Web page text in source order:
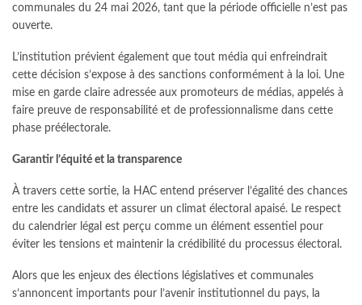
communales du 24 mai 2026, tant que la période officielle n’est pas
ouverte.
L’institution prévient également que tout média qui enfreindrait
cette décision s’expose à des sanctions conformément à la loi. Une
mise en garde claire adressée aux promoteurs de médias, appelés à
faire preuve de responsabilité et de professionnalisme dans cette
phase préélectorale.
Garantir l’équité et la transparence
À travers cette sortie, la HAC entend préserver l’égalité des chances
entre les candidats et assurer un climat électoral apaisé. Le respect
du calendrier légal est perçu comme un élément essentiel pour
éviter les tensions et maintenir la crédibilité du processus électoral.
Alors que les enjeux des élections législatives et communales
s’annoncent importants pour l’avenir institutionnel du pays, la